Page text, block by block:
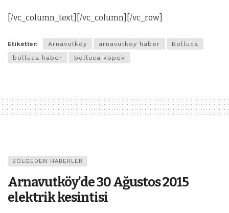
[/vc_column_text][/vc_column][/vc_row]
Etiketler: Arnavutköy arnavutköy haber
Bolluca
bolluca haber
bolluca köpek
BÖLGEDEN HABERLER
Arnavutköy’de 30 Ağustos 2015
elektrik kesintisi